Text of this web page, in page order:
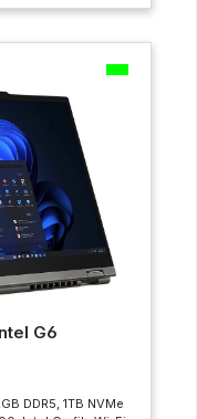
G6
DDR5, 1TB NVMe